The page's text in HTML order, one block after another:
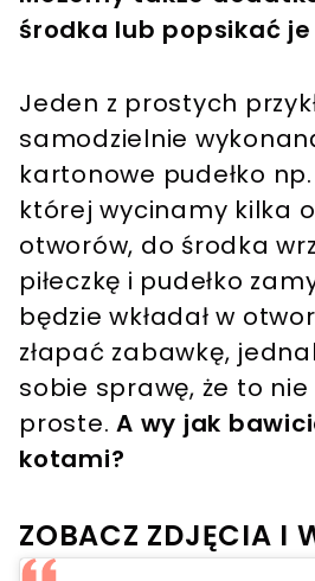
środka lub popsikać
Jeden z prostych
samodzielnie
kartonowe pudełko
której wycinamy kilka
otworów, do środka
piłeczkę i pudełko
będzie wkładał w
złapać zabawkę,
sobie sprawę, że to
proste. A wy jak
kotami?
ZOBACZ ZDJĘCIA I